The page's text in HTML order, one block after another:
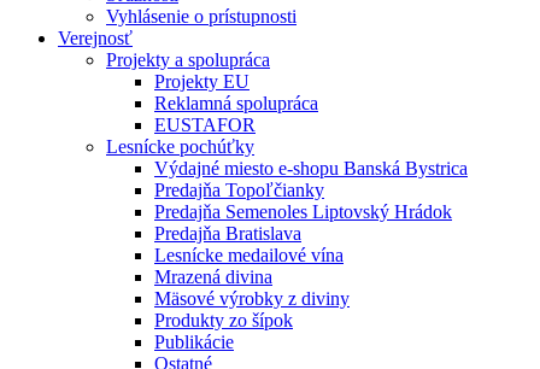
Vyhlásenie o prístupnosti
Verejnosť
Projekty a spolupráca
Projekty EU
Reklamná spolupráca
EUSTAFOR
Lesnícke pochúťky
Výdajné miesto e-shopu Banská Bystrica
Predajňa Topoľčianky
Predajňa Semenoles Liptovský Hrádok
Predajňa Bratislava
Lesnícke medailové vína
Mrazená divina
Mäsové výrobky z diviny
Produkty zo šípok
Publikácie
Ostatné